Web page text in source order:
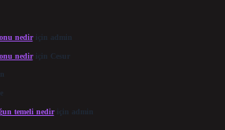
nediriçin admin
nediriçin Cesur
temeli nediriçin admin